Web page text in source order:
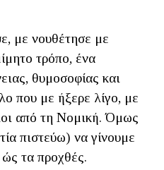
με νουθέτησε με
τρόπο, ένα
θυμοσοφίας και
που με ήξερε λίγο, με
από τη Νομική. Όμως
πιστεύω) να γίνουμε
τα προχθές.